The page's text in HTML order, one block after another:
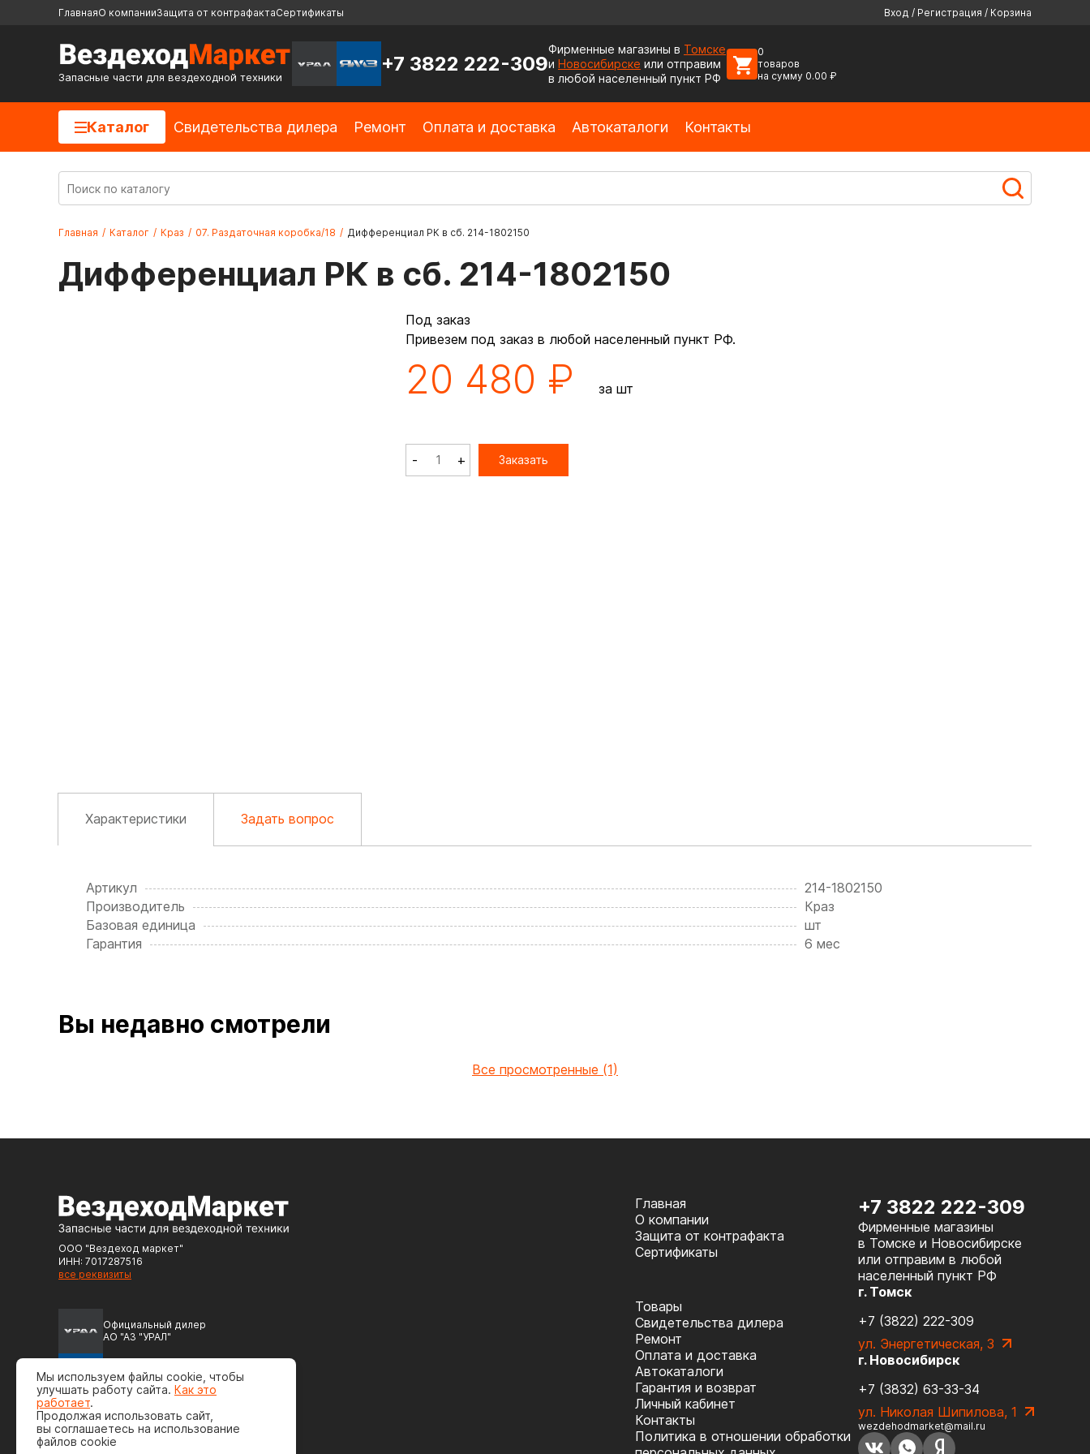
ГлавнаяО компанииЗащита от контрафактаСертификаты Вход / Регистрация / Корзина
Запасные части для вездеходной техники
+7 3822 222-309
Фирменные магазины в Томске
и Новосибирске или отправим
в любой населенный пункт РФ
0
товаров
на сумму 0.00 ₽
Каталог Cвидетельства дилера Ремонт Оплата и доставка Автокаталоги Контакты
Главная / Каталог / Краз / 07. Раздаточная коробка/18 / Дифференциал РК в сб. 214-1802150
Дифференциал РК в сб. 214-1802150
Под заказ
Привезем под заказ в любой населенный пункт РФ.
20 480 ₽ за шт
- + Заказать
Характеристики Задать вопрос
Артикул
214-1802150
Производитель
Краз
Базовая единица
шт
Гарантия
6 мес
Вы недавно смотрели
Все просмотренные (1)
ООО "Вездеход маркет"
ИНН: 7017287516
все реквизиты
Официальный дилер
АО "АЗ "УРАЛ"
Официальный дилер
ПАО "Автодизель" (ЯМЗ)
Главная
О компании
Защита от контрафакта
Сертификаты
Товары
Cвидетельства дилера
Ремонт
Оплата и доставка
Автокаталоги
Гарантия и возврат
Личный кабинет
Контакты
Политика в отношении обработки
+7 3822 222-309
Фирменные магазины
в Томске и Новосибирске
или отправим в любой
населенный пункт РФ
г. Томск
+7 (3822) 222-309
ул. Энергетическая, 3
г. Новосибирск
+7 (3832) 63-33-34
ул. Николая Шипилова, 1
wezdehodmarket@mail.ru
Мы используем файлы cookie, чтобы
улучшать работу сайта. Как это
работает.
Продолжая использовать сайт,
вы соглашаетесь на использование
файлов cookie